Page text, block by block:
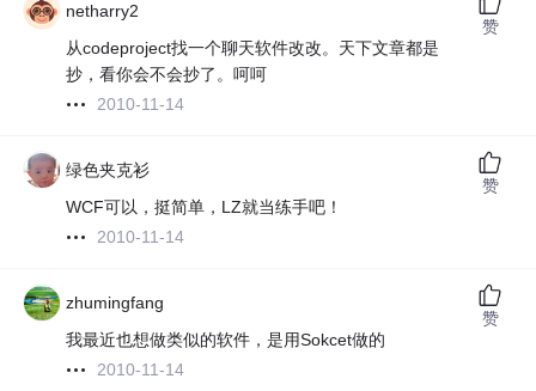
netharry2
从codeproject找一个聊天软件改改。天下文章都是
抄，看你会不会抄了。呵呵
2010-11-14
赞
绿色夹克衫
WCF可以，挺简单，LZ就当练手吧！
2010-11-14
赞
zhumingfang
我最近也想做类似的软件，是用Sokcet做的
2010-11-14
赞